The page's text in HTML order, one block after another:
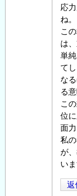
る
「Re:
鉄
筋
コ
ン
ク
リ
ー
ト
の
断
面
耐
応
応
ね。
こ
は
単
て
な
る
こ
位
面
私
が
いま
返